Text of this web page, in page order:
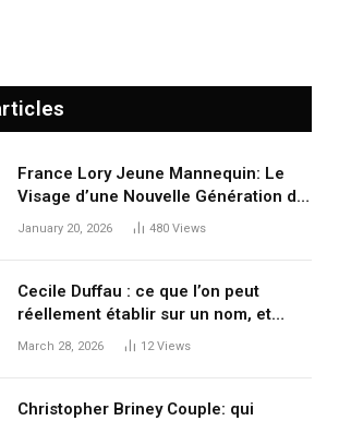
France Lory Jeune Mannequin: Le
Visage d’une Nouvelle Génération de
Mannequins
January 20, 2026 480 Views
Cecile Duffau : ce que l’on peut
réellement établir sur un nom, et
pourquoi la méthode compte
March 28, 2026 12Views
Christopher Briney Couple: qui